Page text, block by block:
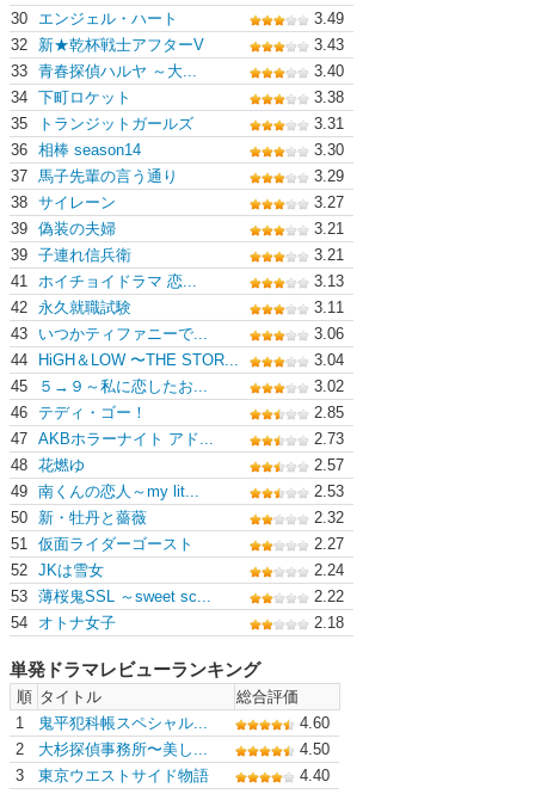
30
エンジェル・ハート
3.49
32
新★乾杯戦士アフターV
3.43
33 青春探偵ハルヤ ～大...
3.40
34 下町ロケット
3.38
35
トランジットガールズ
3.31
36 相棒 season14
3.30
37 馬子先輩の言う通り
3.29
38 サイレーン
3.27
39 偽装の夫婦
3.21
39 子連れ信兵衛
3.21
41 ホイチョイドラマ 恋...
3.13
42 永久就職試験
3.11
43
いつかティファニーで...
3.06
44
HiGH＆LOW 〜THE STOR...
3.04
45
５→９～私に恋したお...
3.02
46
テディ・ゴー！
2.85
47 AKBホラーナイト アド...
2.73
48 花燃ゆ
2.57
49 南くんの恋人～my lit...
2.53
50
新・牡丹と薔薇
2.32
51 仮面ライダーゴースト
2.27
52 JKは雪女
2.24
53 薄桜鬼SSL ～sweet sc...
2.22
54
オトナ女子 2.18
単発ドラマレビューランキング
順 タイトル
総合評価
1
鬼平犯科帳スペシャル...
4.60
2
大杉探偵事務所〜美し...
4.50
3
東京ウエストサイド物語
4.40